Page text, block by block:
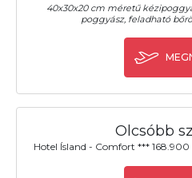
40x30x20 cm méretű
poggyász, feladható
Olcsóbb
Hotel Ísland - Comfort ***